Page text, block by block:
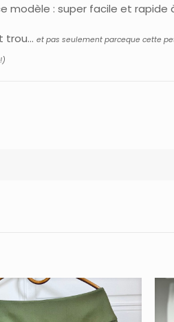
modèle : super facile et rapide
trou… et pas seulement parceque cette